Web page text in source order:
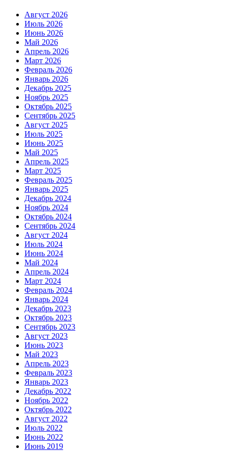
Август 2026
Июль 2026
Июнь 2026
Май 2026
Апрель 2026
Март 2026
Февраль 2026
Январь 2026
Декабрь 2025
Ноябрь 2025
Октябрь 2025
Сентябрь 2025
Август 2025
Июль 2025
Июнь 2025
Май 2025
Апрель 2025
Март 2025
Февраль 2025
Январь 2025
Декабрь 2024
Ноябрь 2024
Октябрь 2024
Сентябрь 2024
Август 2024
Июль 2024
Июнь 2024
Май 2024
Апрель 2024
Март 2024
Февраль 2024
Январь 2024
Декабрь 2023
Октябрь 2023
Сентябрь 2023
Август 2023
Июнь 2023
Май 2023
Апрель 2023
Февраль 2023
Январь 2023
Декабрь 2022
Ноябрь 2022
Октябрь 2022
Август 2022
Июль 2022
Июнь 2022
Июнь 2019